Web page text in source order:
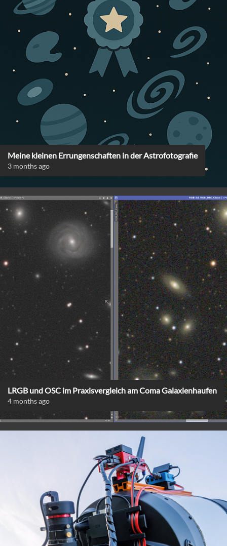
Meine kleinen Errungenschaften in der Astrofotografie
3 months ago
LRGB und OSC im Praxisvergleich am Coma Galaxienhaufen
4 months ago